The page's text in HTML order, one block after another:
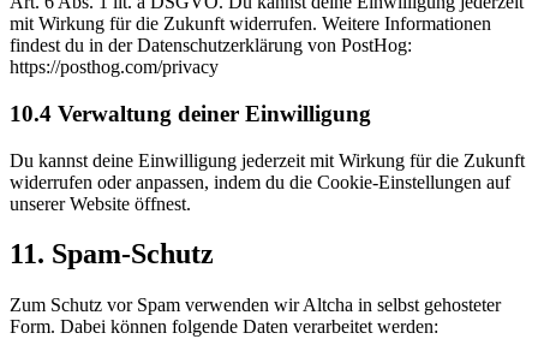
mit Wirkung für die Zukunft widerrufen. Weitere Informationen
findest du in der Datenschutzerklärung von PostHog:
https://posthog.com/privacy
10.4 Verwaltung deiner Einwilligung
Du kannst deine Einwilligung jederzeit mit Wirkung für die Zukunft
widerrufen oder anpassen, indem du die Cookie-Einstellungen auf
unserer Website öffnest.
11. Spam-Schutz
Zum Schutz vor Spam verwenden wir Altcha in selbst gehosteter
Form. Dabei können folgende Daten verarbeitet werden: